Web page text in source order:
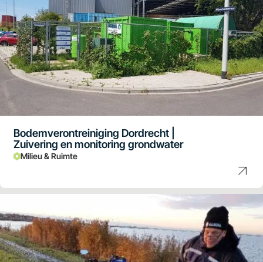
Bodemverontreiniging Dordrecht |
Zuivering en monitoring grondwater
Milieu & Ruimte